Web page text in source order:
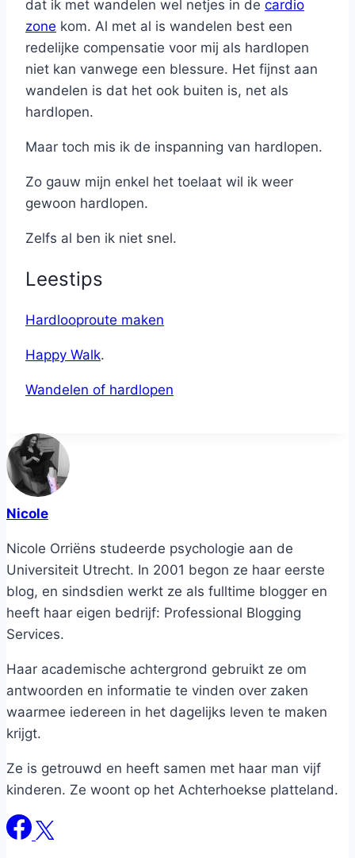
dat ik met wandelen wel netjes in de cardio
zone kom. Al met al is wandelen best een
redelijke compensatie voor mij als hardlopen
niet kan vanwege een blessure. Het fijnst aan
wandelen is dat het ook buiten is, net als
hardlopen.
Maar toch mis ik de inspanning van hardlopen.
Zo gauw mijn enkel het toelaat wil ik weer
gewoon hardlopen.
Zelfs al ben ik niet snel.
Leestips
Hardlooproute maken
Happy Walk.
Wandelen of hardlopen
Nicole
Nicole Orriëns studeerde psychologie aan de
Universiteit Utrecht. In 2001 begon ze haar eerste
blog, en sindsdien werkt ze als fulltime blogger en
heeft haar eigen bedrijf: Professional Blogging
Services.
Haar academische achtergrond gebruikt ze om
antwoorden en informatie te vinden over zaken
waarmee iedereen in het dagelijks leven te maken
krijgt.
Ze is getrouwd en heeft samen met haar man vijf
kinderen. Ze woont op het Achterhoekse platteland.